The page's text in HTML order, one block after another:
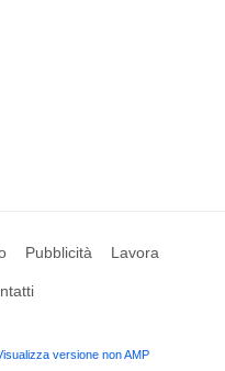
Pubblicità Lavora
versione non AMP